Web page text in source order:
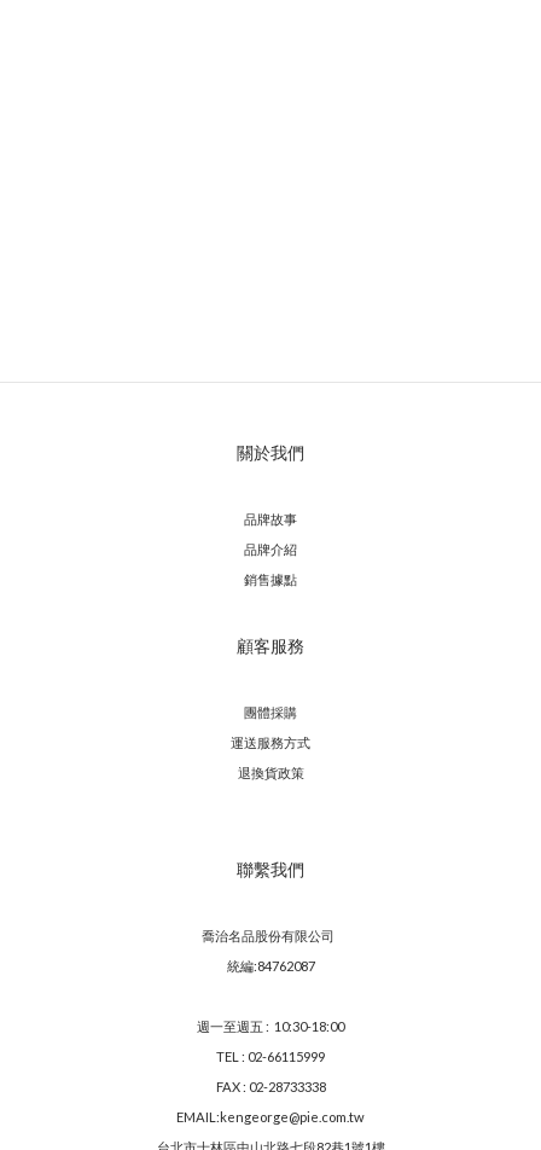
關於我們
品牌故事
品牌介紹
銷售據點
顧客服務
團體採購
運送服務方式
退換貨政策
聯繫我們
喬治名品股份有限公司
統編:84762087
週一至週五 : 10:30-18:00
TEL : 02-66115999
FAX : 02-28733338
EMAIL:kengeorge@pie.com.tw